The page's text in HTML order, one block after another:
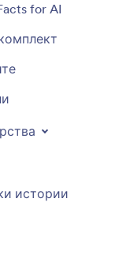
for AI
истории